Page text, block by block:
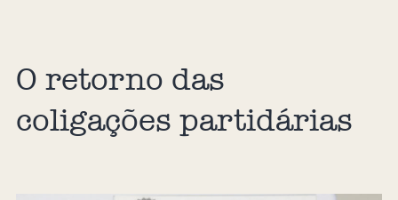
O retorno das
coligações partidárias